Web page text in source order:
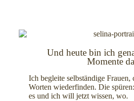
Und heute bin ich
Momente da
Ich begleite selbständige Frauen,
Worten wiederfinden. Die
es und ich will jetzt wissen, wo.